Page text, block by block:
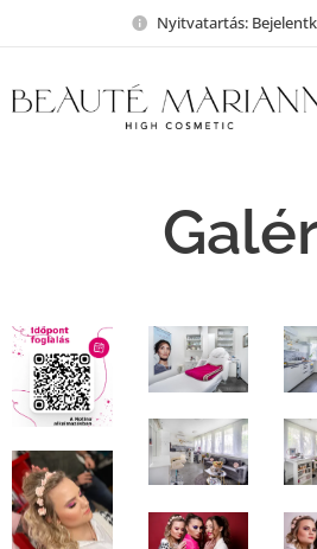
Nyitvatartás: